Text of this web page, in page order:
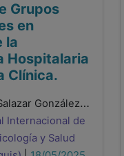
Grupos
en
la
Hospitalaria
Clínica.
Paula Gómez de Salazar González, Andrea Villa Lozano, Marina Martín González, Begoña Arbulo Rufrancos, María Luisa García - Ontiveros Cuellar
Internacional de
y Salud